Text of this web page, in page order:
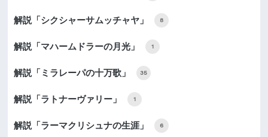
解説「シクシャーサムッチャヤ」 8
解説「マハームドラーの月光」 1
解説「ミラレーパの十万歌」 35
解説「ラトナーヴァリー」 1
解説「ラーマクリシュナの生涯」 6